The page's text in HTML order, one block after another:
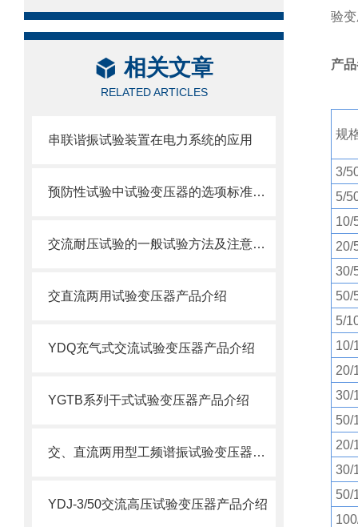
相关文章
RELATED ARTICLES
串联谐振试验装置在电力系统的应用
预防性试验中试验变压器的选项标准及应用场景
交流耐压试验的一般试验方法及注意事项
交直流两用试验变压器产品介绍
YDQ充气式交流试验变压器产品介绍
YGTB系列干式试验变压器产品介绍
交、直流两用型工频谱振试验变压器的应用
YDJ-3/50交流高压试验变压器产品介绍
验
产
规
3/
5/
10/
20/
30/
50/
5/
10/
20/
30/
50/
20/
30/
50/